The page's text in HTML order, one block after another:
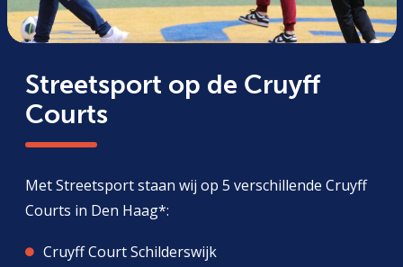
Streetsport op de Cruyff
Courts
Met Streetsport staan wij op 5 verschillende Cruyff
Courts in Den Haag*:
Cruyff Court Schilderswijk